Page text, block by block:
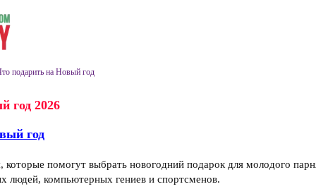
подарить на Новый год
год 2026
год
помогут выбрать новогодний подарок для молодого
людей, компьютерных гениев и спортсменов.